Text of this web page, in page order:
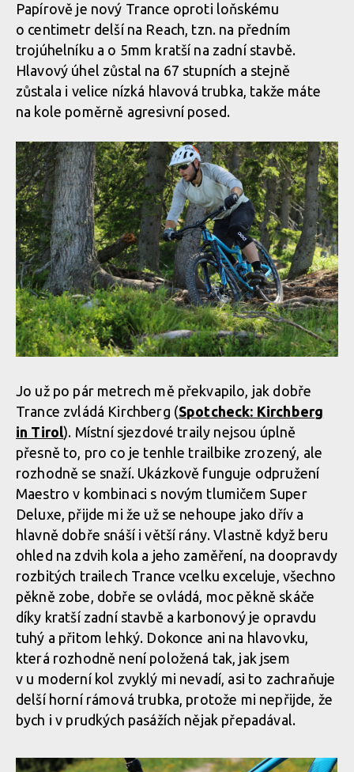
Papírově je nový Trance oproti loňskému
o centimetr delší na Reach, tzn. na předním
trojúhelníku a o 5mm kratší na zadní stavbě.
Hlavový úhel zůstal na 67 stupních a stejně
zůstala i velice nízká hlavová trubka, takže máte
na kole poměrně agresivní posed.
Jo už po pár metrech mě překvapilo, jak dobře
Trance zvládá Kirchberg (Spotcheck: Kirchberg
in Tirol). Místní sjezdové traily nejsou úplně
přesně to, pro co je tenhle trailbike zrozený, ale
rozhodně se snaží. Ukázkově funguje odpružení
Maestro v kombinaci s novým tlumičem Super
Deluxe, přijde mi že už se nehoupe jako dřív a
hlavně dobře snáší i větší rány. Vlastně když beru
ohled na zdvih kola a jeho zaměření, na doopravdy
rozbitých trailech Trance vcelku exceluje, všechno
pěkně zobe, dobře se ovládá, moc pěkně skáče
díky kratší zadní stavbě a karbonový je opravdu
tuhý a přitom lehký. Dokonce ani na hlavovku,
která rozhodně není položená tak, jak jsem
v u moderní kol zvyklý mi nevadí, asi to zachraňuje
delší horní rámová trubka, protože mi nepřijde, že
bych i v prudkých pasážích nějak přepadával.